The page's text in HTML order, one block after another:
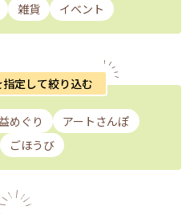
雑貨 イベント
指定して絞り込む
めぐり
アートさんぽ
ごほうび